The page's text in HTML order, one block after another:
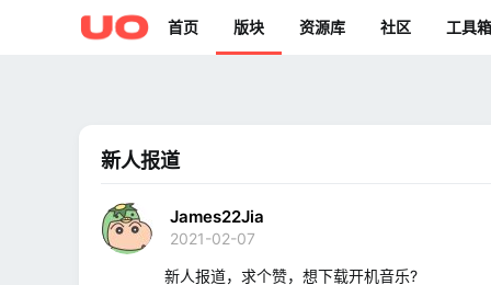
首页 版块 资源库 社区 工具箱
新人报道
James22Jia
2021-02-07
新人报道，求个赞，想下载开机音乐?